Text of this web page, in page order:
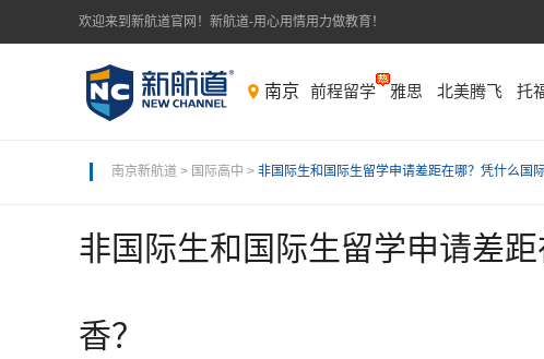
欢迎来到新航道官网！新航道-用心用情用力做教育！
南京 前程留学 雅思 北美腾飞 托
南京新航道 > 国际高中 > 非国际生和国际生留学申请差距在哪？凭什么国
非国际生和国际生留学申请差
香？